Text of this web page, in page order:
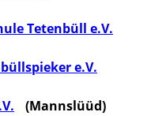
Tetenbüll e.V.
e.V.
(Mannslüüd)